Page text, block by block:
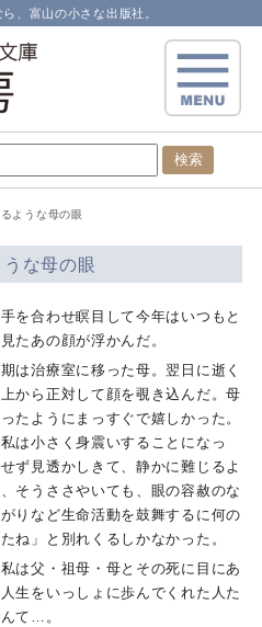
、富山の小さな出版社。
ような母の眼
な母の眼
を合わせ瞑目して今年はいつもと
たあの顔が浮かんだ。
は治療室に移った母。翌日に逝く
から正対して顔を覗き込んだ。母
たようにまっすぐで嬉しかった。
は小さく身震いすることになっ
ず見透かしきて、静かに難じるよ
そうささやいても、眼の容赦のな
りなど生命活動を鼓舞するに何の
ね」と別れくるしかなかった。
は父・祖母・母とその死に目にあ
生をいっしょに歩んでくれた人た
て…。